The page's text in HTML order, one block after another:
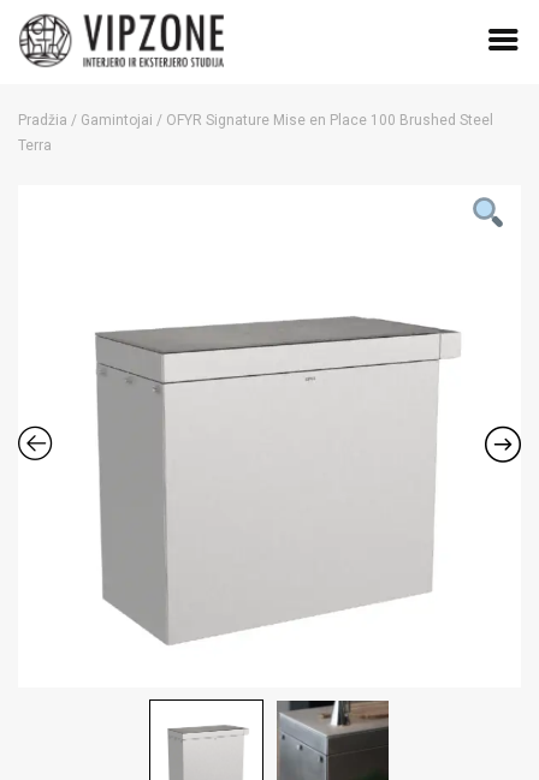
content
Pradžia / Gamintojai / OFYR Signature Mise en Place 100 Brushed Steel
Terra